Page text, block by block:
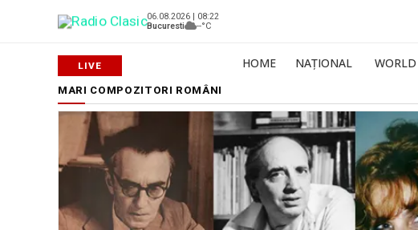
06.08.2026 | 08:22
Bucuresti
--°C
HOME NAȚIONAL WORLD
MARI COMPOZITORI ROMÂNI